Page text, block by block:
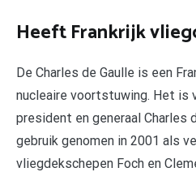
Heeft Frankrijk
De Charles de Gaulle is een
nucleaire voortstuwing. Het is
president en generaal Charles
gebruik genomen in 2001 als
vliegdekschepen Foch en